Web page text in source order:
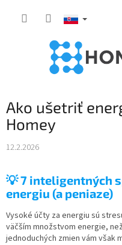
Ako ušetriť
Homey
12.2.2026
💡 7 inteligentných
energiu (a peniaze)
Vysoké účty za energiu sú
väčším množstvom energie,
jednoduchých zmien vám však